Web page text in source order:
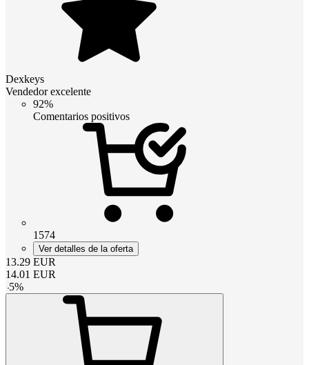
Dexkeys
Vendedor excelente
92%
Comentarios positivos
1574
Ver detalles de la oferta
13.29 EUR
14.01 EUR
-5%